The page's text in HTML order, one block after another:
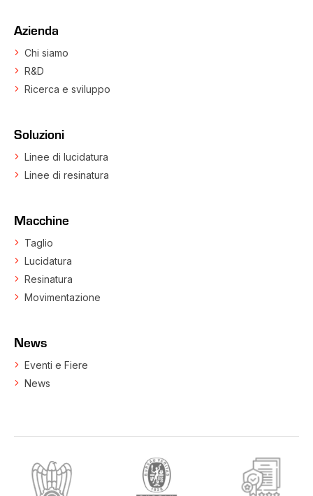
Azienda
Chi siamo
R&D
Ricerca e sviluppo
Soluzioni
Linee di lucidatura
Linee di resinatura
Macchine
Taglio
Lucidatura
Resinatura
Movimentazione
News
Eventi e Fiere
News